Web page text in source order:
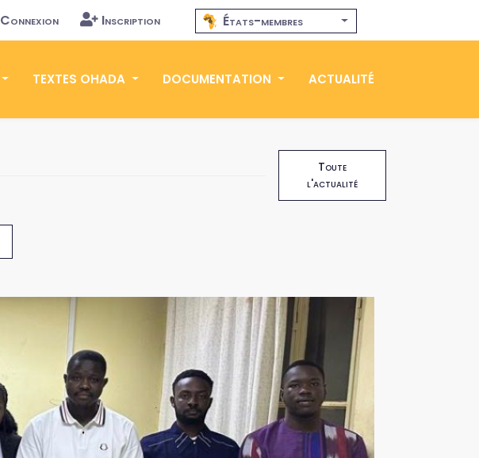
Connexion Inscription États-membres
TEXTES OHADA DOCUMENTATION ACTUALITÉ
Toute
l'actualité